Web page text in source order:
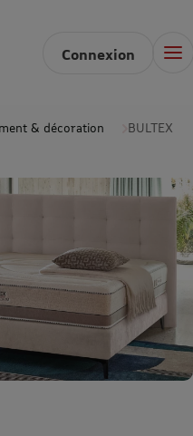
Connexion
& décoration BULTEX